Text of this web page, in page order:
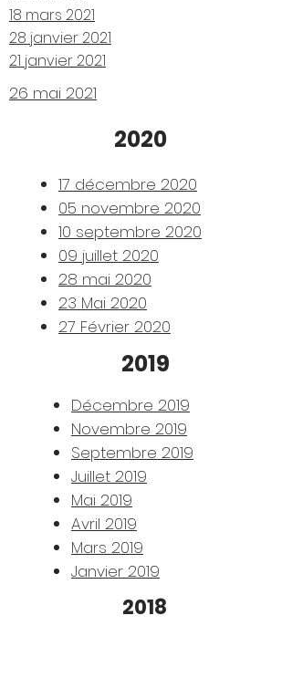
18 mars 2021
28 janvier 2021
21 janvier 2021
26 mai 2021
2020
17 décembre 2020
05 novembre 2020
10 septembre 2020
09 juillet 2020
28 mai 2020
23 Mai 2020
27 Février 2020
2019
Décembre 2019
Novembre 2019
Septembre 2019
Juillet 2019
Mai 2019
Avril 2019
Mars 2019
Janvier 2019
2018